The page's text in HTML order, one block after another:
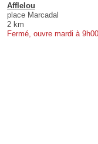
Afflelou
place Marcadal
2 km
Fermé, ouvre mardi à 9h00